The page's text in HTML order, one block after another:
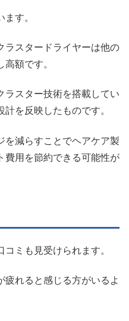
す。
ラスタードライヤーは他の
額です。
ラスター技術を搭載してい
を反映したものです。
を減らすことでヘアケア製
費用を節約できる可能性が
コミも見受けられます。
疲れると感じる方がいるよ